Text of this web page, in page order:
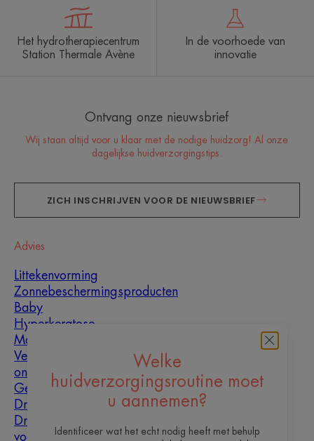
Welke
huidverzorgingsroutine moet
u aannemen?
Identificeer wat het echt nodig heeft met behulp
Het hydrotherapiecentrum
Station Thermale Avène
In de voorhoede van
innovatie
Ontvang onze nieuwsbrief
Wij staan altijd voor u klaar met de nodige huidzorg! Al onze
dagelijkse huidverzorgingstips.
ZICH INSCHRIJVEN VOOR DE NIEUWSBRIEF
Advies
Littekenvorming
Zonnebeschermingsproducten
Baby
Hyperkeratose
Mannen
Vette huid met
oneffenheden
Gemengde huid
Droge huid
Droogheid en
vochtarme huid